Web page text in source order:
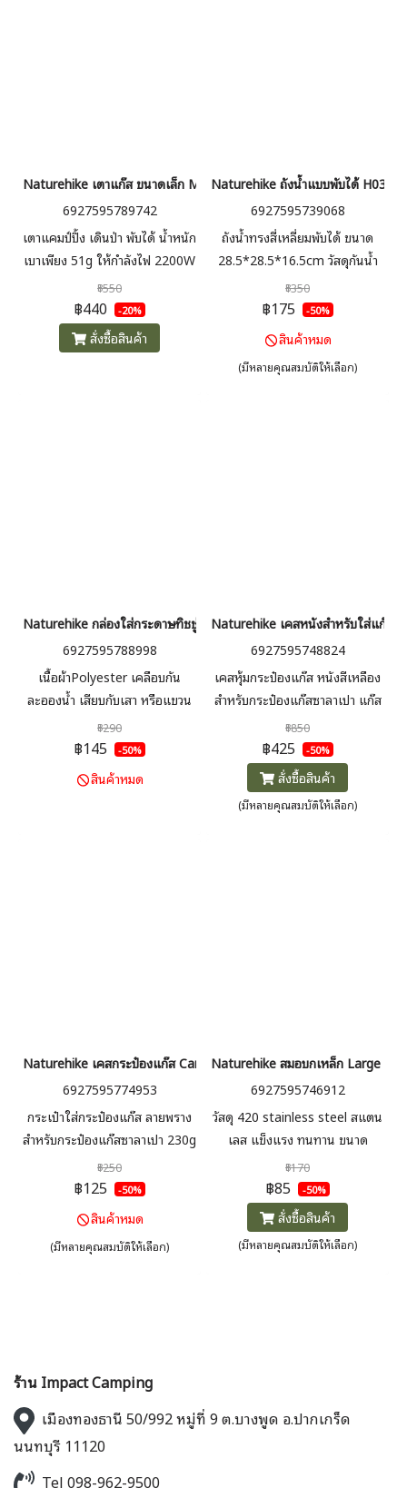
Naturehike เตาแก๊ส ขนาดเล็ก Mini folding camping stove
6927595789742
เตาแคมป์ปิ้ง เดินป่า พับได้ น้ำหนัก
เบาเพียง 51g ให้กำลังไฟ 2200W
ขาตั้งมั่นคงรับน้ำหนักได้ 5kg มี
วาล์วหมุนปรับความแรงของไฟได้
฿550
฿440 -20%
สั่งซื้อสินค้า
Naturehike ถังน้ำแบบพับได้ H030
6927595739068
ถังน้ำทรงสี่เหลี่ยมพับได้ ขนาด
28.5*28.5*16.5cm วัสดุกันน้ำ
พร้อมหูหิ้ว ใช้ตักน้ำ ล้างจานได้
อย่างดี น้ำหนักเบา พกพาสะดวก
฿350
฿175 -50%
สินค้าหมด
(มีหลายคุณสมบัติให้เลือก)
Naturehike กล่องใส่กระดาษทิชชู่ทรงยาว Mini kitchen tissue ลายพรา
6927595788998
เนื้อผ้าPolyester เคลือบกัน
ละอองน้ำ เสียบกับเสา หรือแขวน
ได้ เปิดปิดฝาด้วยซิป สะดวกต่อการ
ใช้งาน เก็บรักษาทิชชู่ได้ดี ขนาด
12x22.5cm
฿290
฿145 -50%
สินค้าหมด
Naturehike เคสหนังสำหรับใส่แก๊ส
6927595748824
เคสหุ้มกระป๋องแก๊ส หนังสีเหลือง
สำหรับกระป๋องแก๊สซาลาเปา แก๊ส
กระป๋อง เนื้อหนา ช่วยกันกระแทก
ได้อย่างดีระหว่างเดินป่า แคมป์ปิ้ง
฿850
฿425 -50%
สั่งซื้อสินค้า
(มีหลายคุณสมบัติให้เลือก)
Naturehike เคสกระป๋องแก๊ส Camouflage gas tank Cover
6927595774953
กระเป๋าใส่กระป๋องแก๊ส ลายพราง
สำหรับกระป๋องแก๊สซาลาเปา 230g
/ 450g แก๊สกระป๋องยาว เนื้อผ้า
หนา ช่วยกันกระแทกได้อย่างดี
ระหว่างเดินป่า แคมป์ปิ้ง
฿250
฿125 -50%
สินค้าหมด
(มีหลายคุณสมบัติให้เลือก)
Naturehike สมอบกเหล็ก Large
6927595746912
วัสดุ 420 stainless steel สแตน
เลส แข็งแรง ทนทาน ขนาด
20cm, 25cm สำหรับหลังคาทั่วไป
ขนาด 30cm, 35cm สำหรับ
หลังคาขนาดใหญ่
฿170
฿85 -50%
สั่งซื้อสินค้า
(มีหลายคุณสมบัติให้เลือก)
ร้าน Impact Camping
เมืองทองธานี 50/992 หมู่ที่ 9 ต.บางพูด อ.ปากเกร็ด
นนทบุรี 11120
Tel 098-962-9500